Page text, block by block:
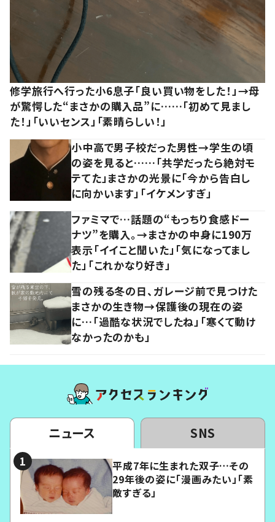
修学旅行へ行った小6息子「良い買い物をした！」→母
が驚愕した“まさかの購入品”に……「初めて見まし
た！」「いいセンス」「素晴らしい！」
小中高で男子校だった男性→学生の頃
の姿を見ると……「共学だったら絶対モ
テてた」まさかの光景に「今から告白し
に向かいます」「イケメンすぎ」
ファミマで…話題の“もっちり食感ドー
ナツ”を購入。→まさかの中身に190万
表示「イイこと聞いた」「気になってまし
た」「これかなり好き」
雪の残る冬の日、ガレージ前で見つけた
まさかの生き物→保護後の現在の姿
に…「過酷な状況でしたね」「寒くて動け
なかったのかも」
ニュース SNS
平成7年に生まれた双子…その
29年後の姿に「漫画みたい」「素
敵すぎる」